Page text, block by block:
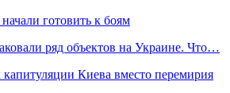
готовить к боям
ряд объектов на Украине. Что…
Киева вместо перемирия